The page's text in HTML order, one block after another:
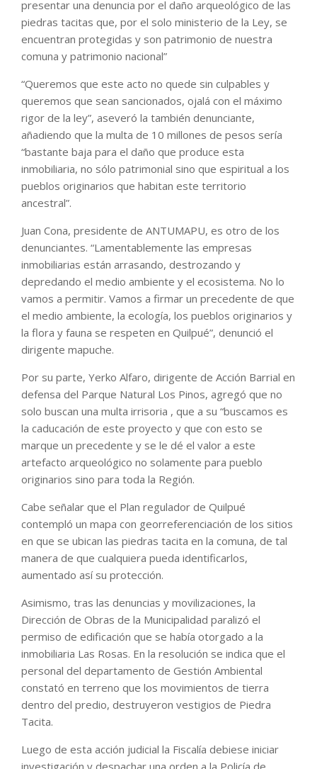
presentar una denuncia por el daño arqueológico de las
piedras tacitas que, por el solo ministerio de la Ley, se
encuentran protegidas y son patrimonio de nuestra
comuna y patrimonio nacional”
“Queremos que este acto no quede sin culpables y
queremos que sean sancionados, ojalá con el máximo
rigor de la ley”, aseveró la también denunciante,
añadiendo que la multa de 10 millones de pesos sería
“bastante baja para el daño que produce esta
inmobiliaria, no sólo patrimonial sino que espiritual a los
pueblos originarios que habitan este territorio
ancestral”.
Juan Cona, presidente de ANTUMAPU, es otro de los
denunciantes. “Lamentablemente las empresas
inmobiliarias están arrasando, destrozando y
depredando el medio ambiente y el ecosistema. No lo
vamos a permitir. Vamos a firmar un precedente de que
el medio ambiente, la ecología, los pueblos originarios y
la flora y fauna se respeten en Quilpué”, denunció el
dirigente mapuche.
Por su parte, Yerko Alfaro, dirigente de Acción Barrial en
defensa del Parque Natural Los Pinos, agregó que no
solo buscan una multa irrisoria , que a su “buscamos es
la caducación de este proyecto y que con esto se
marque un precedente y se le dé el valor a este
artefacto arqueológico no solamente para pueblo
originarios sino para toda la Región.
Cabe señalar que el Plan regulador de Quilpué
contempló un mapa con georreferenciación de los sitios
en que se ubican las piedras tacita en la comuna, de tal
manera de que cualquiera pueda identificarlos,
aumentado así su protección.
Asimismo, tras las denuncias y movilizaciones, la
Dirección de Obras de la Municipalidad paralizó el
permiso de edificación que se había otorgado a la
inmobiliaria Las Rosas. En la resolución se indica que el
personal del departamento de Gestión Ambiental
constató en terreno que los movimientos de tierra
dentro del predio, destruyeron vestigios de Piedra
Tacita.
Luego de esta acción judicial la Fiscalía debiese iniciar